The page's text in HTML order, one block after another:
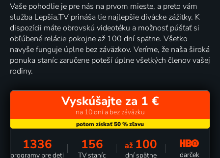
Vaše pohodlie je pre nás na prvom mieste, a preto vám
služba Lepšia.TV prináša tie najlepšie divácke zážitky. K
dispozícii máte obrovskú videotéku a možnosť púšťať si
obľúbené relácie pokojne až 100 dní spätne. Všetko
navyše funguje úplne bez záväzkov. Veríme, že naša široká
ponuka staníc zaručene poteší úplne všetkých členov vašej
rodiny.
Vyskúšajte za 1 €
na 10 dní a bez záväzku
1336
programy pre deti
156
TV staníc
až 100
dní spätne darček